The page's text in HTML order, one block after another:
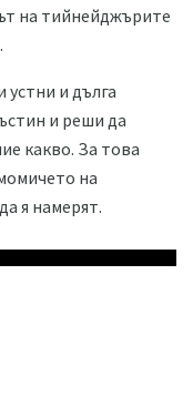
на тийнейджърите
и дълга
и реши да
какво. За това
на
я намерят.